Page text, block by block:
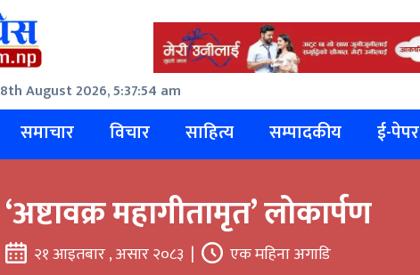
8th August 2026, 5:37:55 am
समाचार विचार साहित्य सम्पादकीय ई-पेपर
‘अष्टावक्र महागीतामृत’ लोकार्पण
२१ आइतबार , असार २०८३ | एक महिना अगाडि